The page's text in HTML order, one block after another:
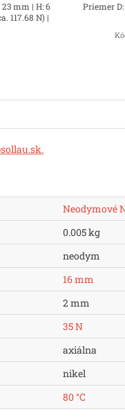
mm | H: 6
117.68 N) |
Priemer
.
Neodymové
0.005 kg
neodym
16 mm
2 mm
35 N
axiálna
nikel
80 °C